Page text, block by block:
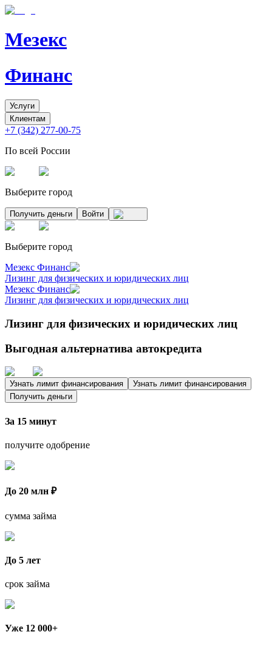
Мезекс
Финанс
Услуги
Клиентам
+7 (342) 277-00-75
По всей России
Выберите город
Получить деньги Войти
Выберите город
Мезекс Финанс
Лизинг для физических и юридических лиц
Мезекс Финанс
Лизинг для физических и юридических лиц
Лизинг для физических и юридических лиц
Выгодная альтернатива автокредита
Узнать лимит финансирования
Узнать лимит финансирования
Получить деньги
За 15 минут
получите одобрение
До 20 млн ₽
сумма займа
До 5 лет
срок займа
Уже 12 000+